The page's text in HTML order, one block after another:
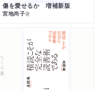
傷を愛せるか 増補新版
宮地尚子著
ちくま文庫